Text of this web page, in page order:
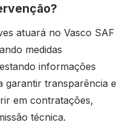
atuará no Vasco SAF
medidas
informações
garantir transparência e
em contratações,
técnica.